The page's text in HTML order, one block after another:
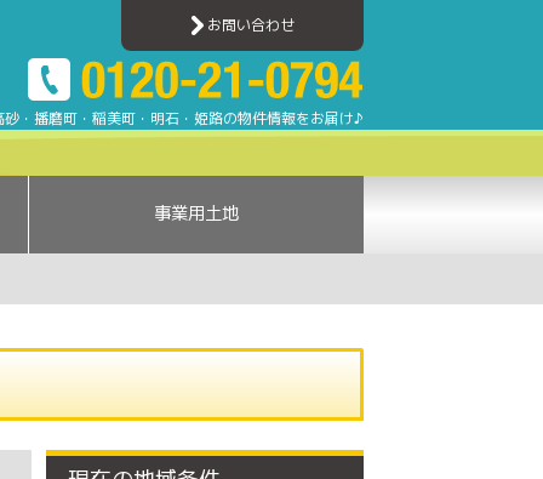
姫路・明石エリアのアパート・マンション・一戸建て・土地情報
お問い合わせ
砂・播磨町・稲美町・明石・姫路の物件情報をお届け♪
事業用土地